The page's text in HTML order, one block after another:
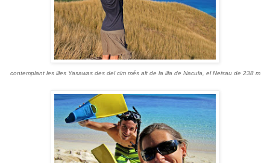
contemplant les illes Yasawas des del cim més alt de la illa de Nacula, el Neisau de 238 m